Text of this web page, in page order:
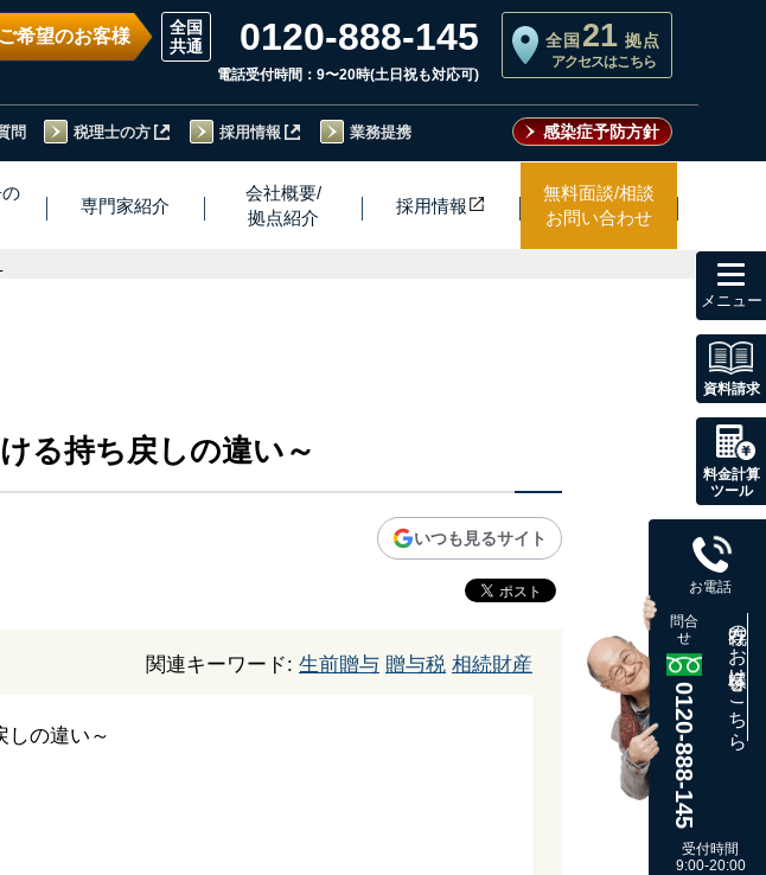
希望のお客様 0120-888-145
電話受付時間：9〜20時(土日祝も対応可)
全国 21 拠点
アクセスはこちら
問 税理士の方 採用情報 業務提携 感染症予防方針
の
専門家紹介
会社概要/
拠点紹介
採用情報
無料面談/相談
お問い合わせ
る持ち戻しの違い～
いつも見るサイト
関連キーワード: 生前贈与 贈与税 相続財産
資料請求
料金計算
ツール
お電話
問合
せ
0120-888-145
既存のお客様はこちら
受付時間
9:00-20:00